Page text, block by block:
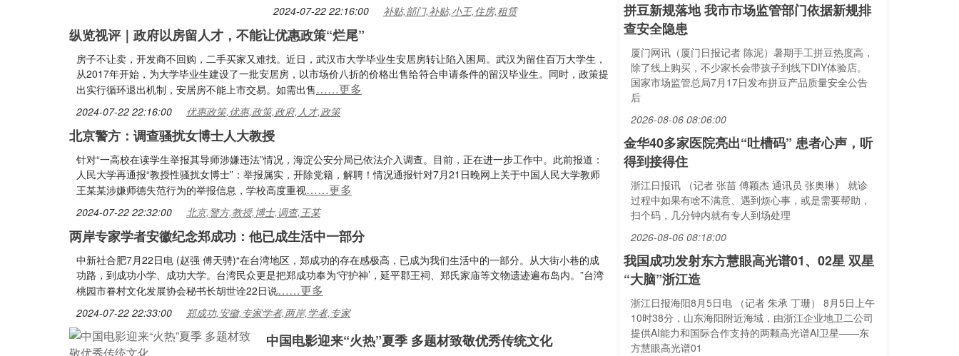
2024-07-22 22:16:00 补贴,部门,补贴,小王,住房,租赁
纵览视评｜政府以房留人才，不能让优惠政策“烂尾”
房子不让卖，开发商不回购，二手买家又难找。近日，武汉市大学毕业生安居房转让陷入困局。武汉为留住百万大学生，
从2017年开始，为大学毕业生建设了一批安居房，以市场价八折的价格出售给符合申请条件的留汉毕业生。同时，政策提
出实行循环退出机制，安居房不能上市交易。如需出售……更多
2024-07-22 22:16:00 优惠政策,优惠,政策,政府,人才,政策
北京警方：调查骚扰女博士人大教授
针对“一高校在读学生举报其导师涉嫌违法”情况，海淀公安分局已依法介入调查。目前，正在进一步工作中。此前报道：
人民大学再通报“教授性骚扰女博士”：举报属实，开除党籍，解聘！情况通报针对7月21日晚网上关于中国人民大学教师
王某某涉嫌师德失范行为的举报信息，学校高度重视……更多
2024-07-22 22:32:00 北京,警方,教授,博士,调查,王某
两岸专家学者安徽纪念郑成功：他已成生活中一部分
中新社合肥7月22日电 (赵强 傅天骋)“在台湾地区，郑成功的存在感极高，已成为我们生活中的一部分。从大街小巷的成
功路，到成功小学、成功大学。台湾民众更是把郑成功奉为‘守护神’，延平郡王祠、郑氏家庙等文物遗迹遍布岛内。”台湾
桃园市眷村文化发展协会秘书长胡世诠22日说……更多
2024-07-22 22:33:00 郑成功,安徽,专家学者,两岸,学者,专家
中国电影迎来“火热”夏季 多题材致敬优秀传统文化
拼豆新规落地 我市市场监管部门依据新规排
查安全隐患
厦门网讯（厦门日报记者 陈泥）暑期手工拼豆热度高，
除了线上购买，不少家长会带孩子到线下DIY体验店。
国家市场监管总局7月17日发布拼豆产品质量安全公告
后
2026-08-06 08:06:00
金华40多家医院亮出“吐槽码” 患者心声，听
得到接得住
浙江日报讯 （记者 张苗 傅颖杰 通讯员 张奥琳） 就诊
过程中如果有啥不满意、遇到烦心事，或是需要帮助，
扫个码，几分钟内就有专人到场处理
2026-08-06 08:18:00
我国成功发射东方慧眼高光谱01、02星 双星
“大脑”浙江造
浙江日报海阳8月5日电 （记者 朱承 丁珊） 8月5日上午
10时38分，山东海阳附近海域，由浙江企业地卫二公司
提供AI能力和国际合作支持的两颗高光谱AI卫星——东
方慧眼高光谱01